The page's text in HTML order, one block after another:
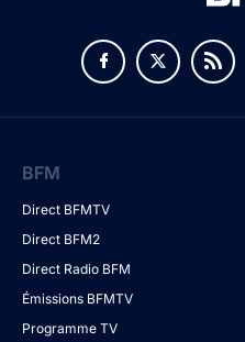
BFM
Direct BFMTV
Direct BFM2
Direct Radio BFM
Émissions BFMTV
Programme TV